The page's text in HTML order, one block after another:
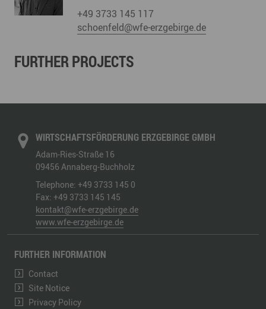
+49 3733 145 117
schoenfeld@wfe-erzgebirge.de
FURTHER PROJECTS
WIRTSCHAFTSFÖRDERUNG ERZGEBIRGE GMBH
Adam-Ries-Straße 16
09456 Annaberg-Buchholz
Telephone: +49 3733 145 0
Fax: +49 3733 145 145
kontakt@wfe-erzgebirge.de
www.wfe-erzgebirge.de
FURTHER INFORMATION
Contact
Site Notice
Privacy Policy